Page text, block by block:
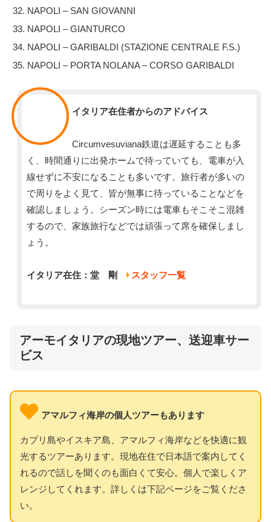
NAPOLI – SAN GIOVANNI
NAPOLI – GIANTURCO
NAPOLI – GARIBALDI (STAZIONE CENTRALE F.S.)
NAPOLI – PORTA NOLANA – CORSO GARIBALDI
イタリア在住者からのアドバイス
Circumvesuviana鉄道は遅延することも多
く、時間通りに出発ホームで待っていても、電車が入
線せずに不安になることも多いです。旅行者が多いの
で周りをよく見て、皆が無事に待っていることなどを
確認しましょう。シーズン時には電車もそこそこ混雑
するので、家族旅行などでは頑張って席を確保しまし
ょう。
イタリア在住：堂 剛 スタッフ一覧
アーモイタリアの現地ツアー、送迎車サー
ビス
アマルフィ海岸の個人ツアーもあります
カプリ島やイスキア島、アマルフィ海岸などを快適に観
光するツアーあります。現地在住で日本語で案内してく
れるので話しを聞くのも面白くて安心。個人で楽しくア
レンジしてくれます。詳しくは下記ページをご覧くださ
い。